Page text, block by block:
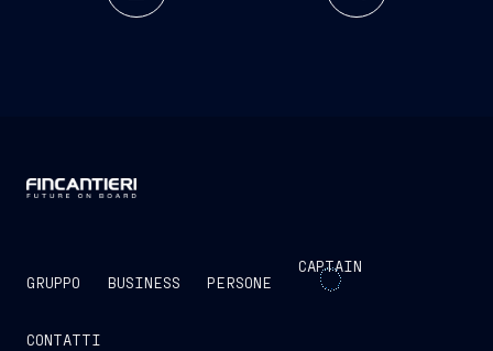
GRUPPO BUSINESS PERSONE
CAPTAIN
CONTATTI